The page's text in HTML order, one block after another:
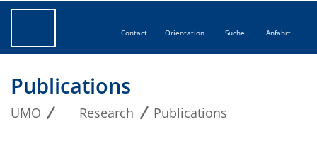
Contact Orientation Suche Anfahrt
Publications
UMO Research Publications